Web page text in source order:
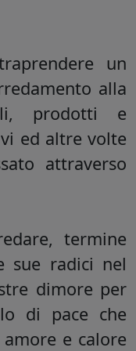
un
alla
prodotti e
ed altre volte
attraverso
termine
sue radici nel
dimore per
di pace che
e calore